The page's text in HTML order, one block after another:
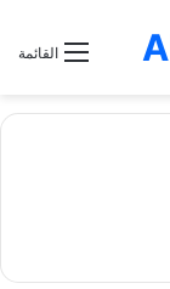
القائمة